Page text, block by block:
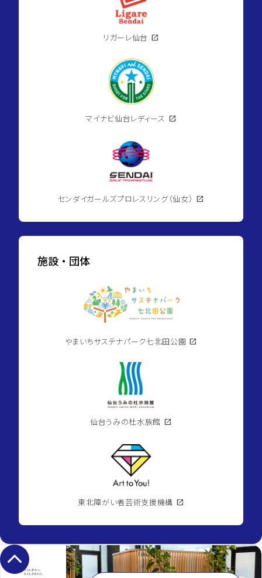
リガーレ仙台 open_in_new
マイナビ仙台レディース open_in_new
センダイガールズプロレスリング（仙女） open_in_new
施設・団体
やまいちサステナパーク七北田公園 open_in_new
仙台うみの杜水族館 open_in_new
東北障がい者芸術支援機構 open_in_new
keyboard_arrow_up